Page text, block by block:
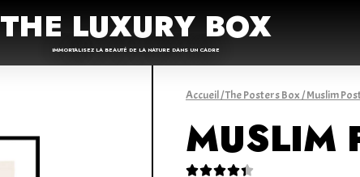
THE LUXURY BOX
IMMORTALISEZ LA BEAUTÉ DE LA NATURE DANS UN CADRE
Accueil/The Posters Box/Muslim
MUSLIM
